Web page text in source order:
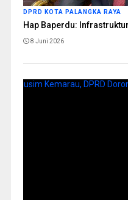
DPRD KOTA PALANGKA RAYA
Hap Baperdu:
8 Juni 2026